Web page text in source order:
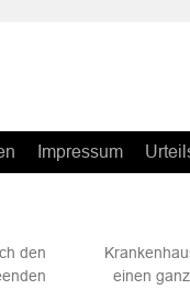
Impressum
den
einen